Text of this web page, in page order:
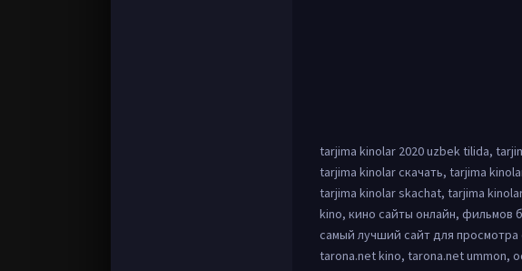
tarjima kinolar 2020 uzbek tilida,
tarjima kinolar скачать, tarjima
tarjima kinolar skachat, tarjima
kino, кино сайты онлайн, фильмов
самый лучший сайт для
tarona.net kino, tarona.net ummon,